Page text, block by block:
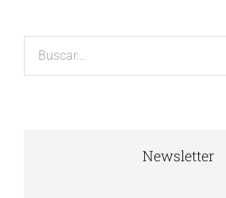
Newsletter